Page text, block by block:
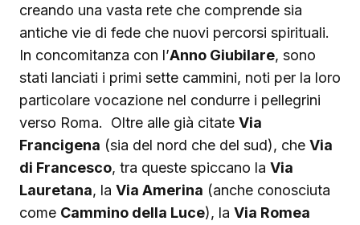
creando una vasta rete che comprende sia
antiche vie di fede che nuovi percorsi spirituali.
In concomitanza con l’Anno Giubilare, sono
stati lanciati i primi sette cammini, noti per la loro
particolare vocazione nel condurre i pellegrini
verso Roma. Oltre alle già citate Via
Francigena (sia del nord che del sud), che Via
di Francesco, tra queste spiccano la Via
Lauretana, la Via Amerina (anche conosciuta
come Cammino della Luce), la Via Romea